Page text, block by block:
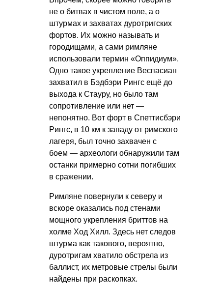
не о битвах в чистом поле, а о
штурмах и захватах дуротригских
фортов. Их можно называть и
городищами, а сами римляне
использовали термин «Оппидиум».
Одно такое укрепление Веспасиан
захватил в Бэдбэри Рингс ещё до
выхода к Стауру, но было там
сопротивление или нет —
непонятно. Вот форт в Спеттисбэри
Рингс, в 10 км к западу от римского
лагеря, был точно захвачен с
боем — археологи обнаружили там
останки примерно сотни погибших
в сражении.
Римляне повернули к северу и
вскоре оказались под стенами
мощного укрепления бриттов на
холме Ход Хилл. Здесь нет следов
штурма как такового, вероятно,
дуротригам хватило обстрела из
баллист, их метровые стрелы были
найдены при раскопках.